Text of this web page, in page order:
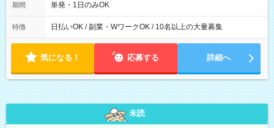
期間 単発・1日のみOK
特徴 日払いOK / 副業・WワークOK / 10名以上の大量募集
気になる！ 応募する 詳細へ
未読